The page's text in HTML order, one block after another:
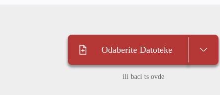
Odaberite Datoteke
ili baci ts ovde